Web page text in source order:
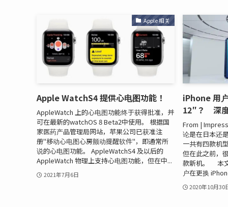
Apple 相关
Apple WatchS4 提供心电图功能！
AppleWatch 上的心电图功能终于获得批准，并
可在最新的watchOS 8 Beta2中使用。 根据国
家医药产品管理局网站，苹果公司已获准注
册"移动心电图心房颤动提醒软件"，即通常所
说的心电图功能。 AppleWatchS4 及以后的
AppleWatch 物理上支持心电图功能，但在中...
2021年7月6日
iPhone 用
12″？ 深
From |
论是在日本还
一共有四款机
但在此之前，
款新机。 本
户在更换
2020年10月30